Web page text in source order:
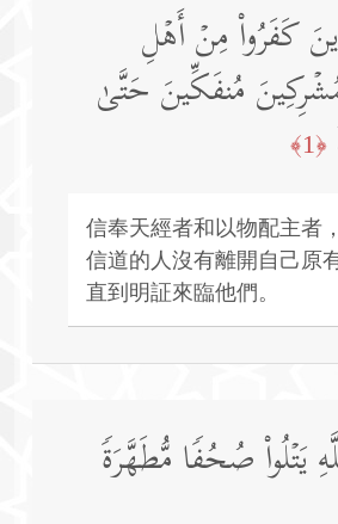
كَفَرُوا۟ مِنۡ أَهۡلِ
مُنفَكِّینَ حَتَّىٰ
﴿1﴾
信奉天經者和以物配主者
信道的人沒有離開自己原
直到明証來臨他們。
یَتۡلُوا۟ صُحُفࣰا مُّطَهَّرَةࣰ